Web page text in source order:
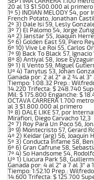
20 al 13 $1.500.000 al primero
1º 5) INDIAN MELODY 54,
French Potato, Jonathan
2º 3) Dale Isi 59, Lesly
3º 7) El Palomo 54, Jorge
4º 2) Janstar 55, Joaquin
5º 6) Golden East 59, Piero
6º 10) Vive Le Roi 55, Carlos
7º 9) Back To Black 57,
8º 8) Antiyal 58, Jose
9º 1) Il Vento 59, Miguel
Uº 4) Tanytus 53, Johan
Ganada por: 2 al 2° a 2 ¾ al
Tiempo: 1:08.32 Prep.:
14.220 Trifecta: $ 248.740
Mil: $ 175.800 Enganche: $
OCTAVA CARRERA 1.700
al 3 $1.800.000 al primero
1º 8) DALE LIKE 57, por
Mirafiori, Diego Carvacho 12,3
2º 7) Roy Para Un Poco 56,
3º 9) Montecristo 57, Gerard
4º 2) Keidar (arg) 56, Joaquin
5º 3) Conducta Infame 58,
6º 6) Gran Cafrune 58,
7º 4) So Handsome 54,
Uº 1) Liucura Park 58,
Ganada por: 4 al 2° a 7 al 3° a
Tiempo: 1:52.10 Prep.:
14.600 Trifecta: $ 125.700